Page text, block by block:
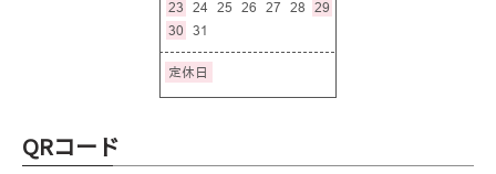
QRコード